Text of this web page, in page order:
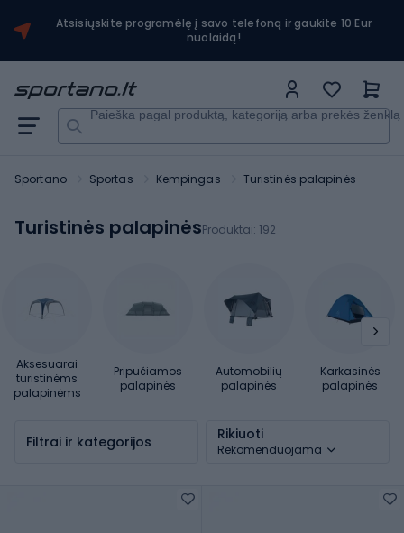
Atsisiųskite programėlę į savo telefoną ir gaukite 10 Eur
nuolaidą!
Paieška pagal produktą, kategoriją arba prekės ženklą
Sportano Sportas Kempingas Turistinės palapinės
Turistinės palapinėsProduktai: 192
Aksesuarai
turistinėms
palapinėms
Pripučiamos
palapinės
Automobilių
palapinės
Karkasinės
palapinės
Filtrai ir kategorijos Rikiuoti
Rekomenduojama